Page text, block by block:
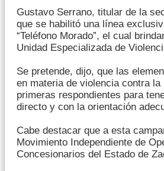
Gustavo Serrano, titular de la
que se habilitó una línea
“Teléfono Morado”, el cual
Unidad Especializada de
Se pretende, dijo, que las
en materia de violencia contra la
primeras respondientes para
directo y con la orientación
Cabe destacar que a esta
Movimiento Independiente de
Concesionarios del Estado de